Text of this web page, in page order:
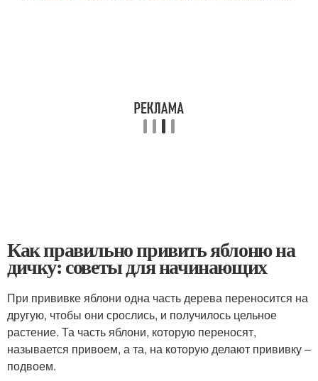
Как правильно привить яблоню на
дичку: советы для начинающих
При прививке яблони одна часть дерева переносится на
другую, чтобы они срослись, и получилось цельное
растение. Та часть яблони, которую переносят,
называется привоем, а та, на которую делают прививку –
подвоем.